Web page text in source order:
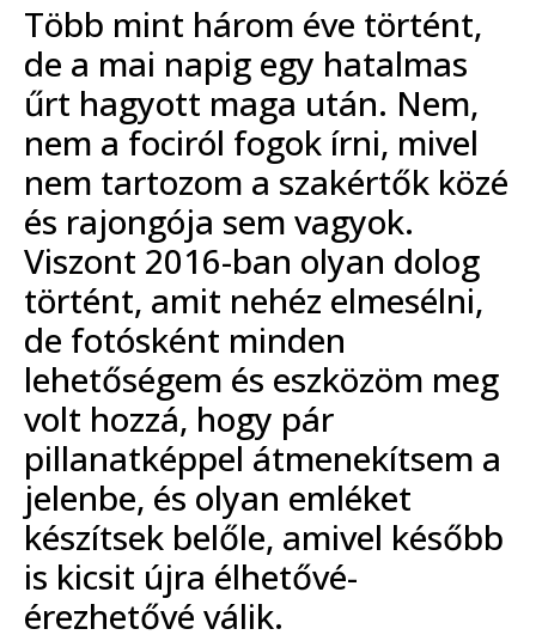
Több mint három éve történt,
de a mai napig egy hatalmas
űrt hagyott maga után. Nem,
nem a fociról fogok írni, mivel
nem tartozom a szakértők közé
és rajongója sem vagyok.
Viszont 2016-ban olyan dolog
történt, amit nehéz elmesélni,
de fotósként minden
lehetőségem és eszközöm meg
volt hozzá, hogy pár
pillanatképpel átmenekítsem a
jelenbe, és olyan emléket
készítsek belőle, amivel később
is kicsit újra élhetővé-
érezhetővé válik.